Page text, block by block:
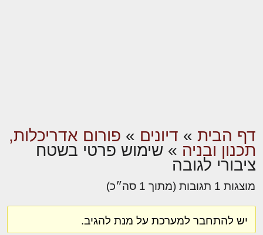
דף הבית » דיונים » פורום אדריכלות,
תכנון ובניה » שימוש פרטי בשטח
ציבורי לגובה
מוצגות 1 תגובות (מתוך 1 סה״כ)
יש להתחבר למערכת על מנת להגיב.